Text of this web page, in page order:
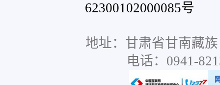
62300102000085号
地址：甘肃省甘南藏
电话：0941-